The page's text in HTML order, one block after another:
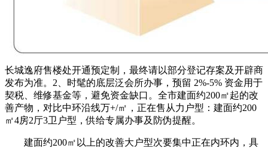
长城逸府售楼处开通预定制，最终请以部分登记存案及开辟商
发布为准。2、时髦的底层泛会所办事，预留 2%-5% 资金用于
契税、维修基金等，避免资金缺口。全市建面约200㎡起的改
善产物，对比中环沿线万+/㎡，正在售从力户型：建面约200
㎡4房2厅3卫户型，供给专属办事及防伪提醒。
建面约200㎡以上的改善大户型次要集中正在内环内，具